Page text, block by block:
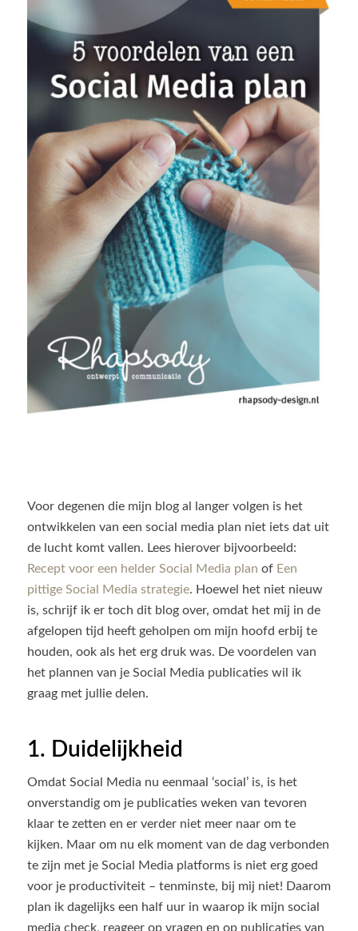
Voor degenen die mijn blog al langer volgen is het
ontwikkelen van een social media plan niet iets dat uit
de lucht komt vallen. Lees hierover bijvoorbeeld:
Recept voor een helder Social Media plan of Een
pittige Social Media strategie. Hoewel het niet nieuw
is, schrijf ik er toch dit blog over, omdat het mij in de
afgelopen tijd heeft geholpen om mijn hoofd erbij te
houden, ook als het erg druk was. De voordelen van
het plannen van je Social Media publicaties wil ik
graag met jullie delen.
1. Duidelijkheid
Omdat Social Media nu eenmaal ‘social’ is, is het
onverstandig om je publicaties weken van tevoren
klaar te zetten en er verder niet meer naar om te
kijken. Maar om nu elk moment van de dag verbonden
te zijn met je Social Media platforms is niet erg goed
voor je productiviteit – tenminste, bij mij niet! Daarom
plan ik dagelijks een half uur in waarop ik mijn social
media check, reageer op vragen en op publicaties van